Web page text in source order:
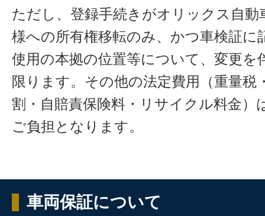
ただし、登録手続きがオリックス自動
様への所有権移転のみ、かつ車検証に
使用の本拠の位置等について、変更を
限ります。その他の法定費用（重量税
割・自賠責保険料・リサイクル料金）
ご負担となります。
車両保証について